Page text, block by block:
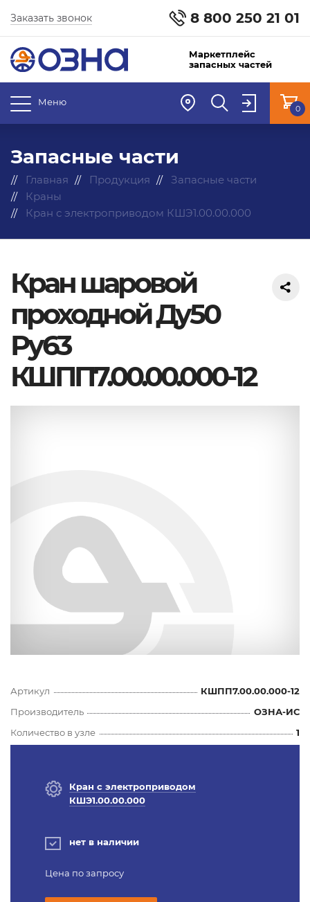
8 800 250 21 01
Заказать звонок
Маркетплейс
запасных частей
Меню
0
Запасные части
Главная Продукция
Запасные части
Краны
Кран с электроприводом КШЭ1.00.00.000
Кран шаровой
проходной Ду50
Ру63
КШПП7.00.00.000-12
Артикул
КШПП7.00.00.000-12
Производитель
ОЗНА-ИС
Количество в узле
1
Кран с электроприводом
КШЭ1.00.00.000
нет в наличии
Цена по запросу